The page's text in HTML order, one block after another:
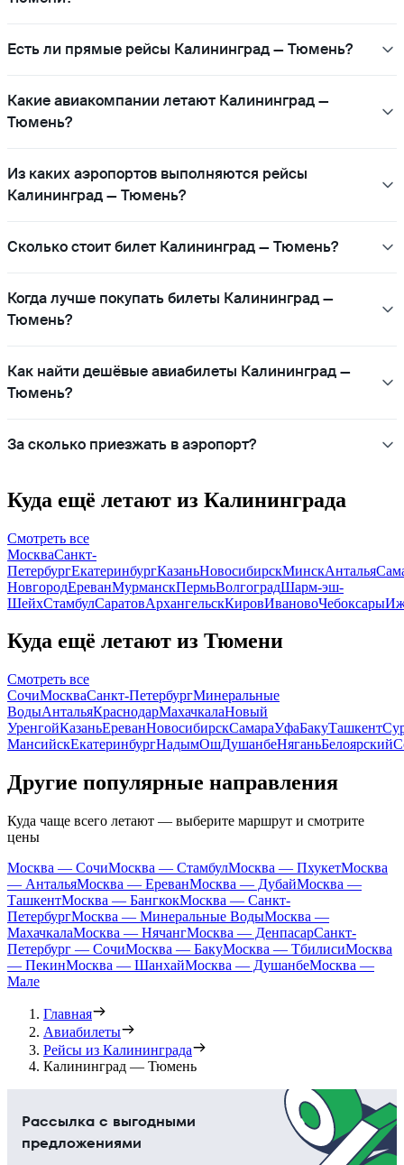
Есть ли прямые рейсы Калининград — Тюмень?
Какие авиакомпании летают Калининград —
Тюмень?
Из каких аэропортов выполняются рейсы
Калининград — Тюмень?
Сколько стоит билет Калининград — Тюмень?
Когда лучше покупать билеты Калининград —
Тюмень?
Как найти дешёвые авиабилеты Калининград —
Тюмень?
За сколько приезжать в аэропорт?
Куда ещё летают из Калининграда
Смотреть все
МоскваСанкт-
ПетербургЕкатеринбургКазаньНовосибирскМинскАнталья
НовгородЕреванМурманскПермьВолгоградШарм-эш-
ШейхСтамбулСаратовАрхангельскКировИвановоЧебоксары
Куда ещё летают из Тюмени
Смотреть все
СочиМоскваСанкт-ПетербургМинеральные
ВодыАнтальяКраснодарМахачкалаНовый
УренгойКазаньЕреванНовосибирскСамараУфаБакуТашкент
МансийскЕкатеринбургНадымОшДушанбеНяганьБелоярский
Другие популярные направления
Куда чаще всего летают — выберите маршрут и смотрите
цены
Москва — СочиМосква — СтамбулМосква — ПхукетМосква
— АнтальяМосква — ЕреванМосква — ДубайМосква —
ТашкентМосква — БангкокМосква — Санкт-
ПетербургМосква — Минеральные ВодыМосква —
МахачкалаМосква — НячангМосква — ДенпасарСанкт-
Петербург — СочиМосква — БакуМосква — ТбилисиМосква
— ПекинМосква — ШанхайМосква — ДушанбеМосква —
Мале
Главная
Авиабилеты
Рейсы из Калининграда
Калининград — Тюмень
Рассылка с выгодными
предложениями